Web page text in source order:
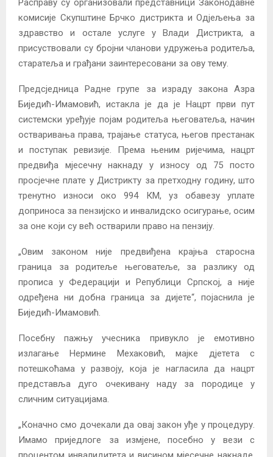
Расправу су организовали представници Законодавне
комисије Скупштине Брчко дистрикта и Одјељења за
здравство и остале услуге у Влади Дистрикта, а
присуствовали су бројни чланови удружења родитеља,
старатеља и грађани заинтересовани за ову тему.
Предсједница Радне групе за израду закона Азра
Биједић-Имамовић, истакла је да је Нацрт први пут
системски уређује појам родитеља његоватеља, начин
остваривања права, трајање статуса, његов престанак
и поступак ревизије. Према њеним ријечима, нацрт
предвиђа мјесечну накнаду у износу од 75 посто
просјечне плате у Дистрикту за претходну годину, што
тренутно износи око 994 КМ, уз обавезу уплате
доприноса за пензијско и инвалидско осигурање, осим
за оне који су већ остварили право на пензију.
„Овим законом није предвиђена крајња старосна
граница за родитеље његоватеље, за разлику од
прописа у Федерацији и Републици Српској, а није
одређена ни добна граница за дијете“, појаснила је
Биједић-Имамовић.
Посебну пажњу учесника привукло је емотивно
излагање Нермине Мехаковић, мајке дјетета с
потешкоћама у развоју, која је нагласила да нацрт
представља дуго очекивану наду за породице у
сличним ситуацијама.
„Коначно смо дочекали да овај закон уђе у процедуру.
Имамо приједлоге за измјене, посебно у вези с